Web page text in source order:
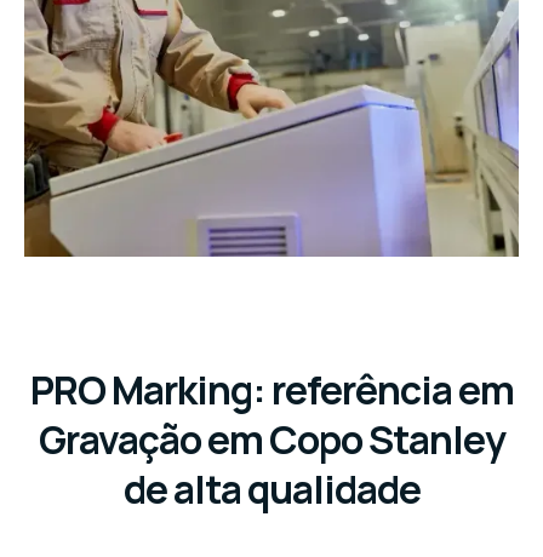
PRO Marking: referência em
Gravação em Copo Stanley
de alta qualidade